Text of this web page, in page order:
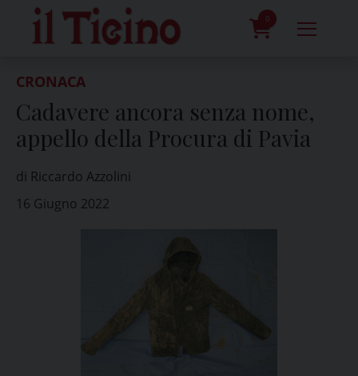
content
0
CRONACA
Cadavere ancora senza nome,
appello della Procura di Pavia
di Riccardo Azzolini
16 Giugno 2022